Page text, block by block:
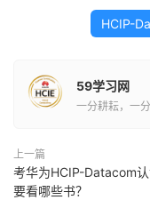
HCIP-
59学习网
一分耕耘，一
上一篇
考华为HCIP-Datacom
要看哪些书？